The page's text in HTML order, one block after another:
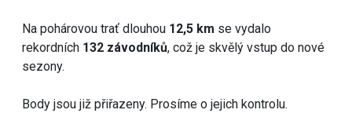
Na pohárovou trať dlouhou 12,5 km se vydalo
rekordních 132 závodníků, což je skvělý vstup do nové
sezony.
Body jsou již přiřazeny. Prosíme o jejich kontrolu.